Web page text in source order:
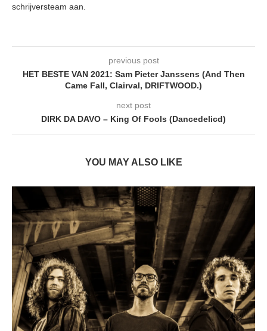
schrijversteam aan.
previous post
HET BESTE VAN 2021: Sam Pieter Janssens (And Then
Came Fall, Clairval, DRIFTWOOD.)
next post
DIRK DA DAVO – King Of Fools (Dancedelicd)
YOU MAY ALSO LIKE